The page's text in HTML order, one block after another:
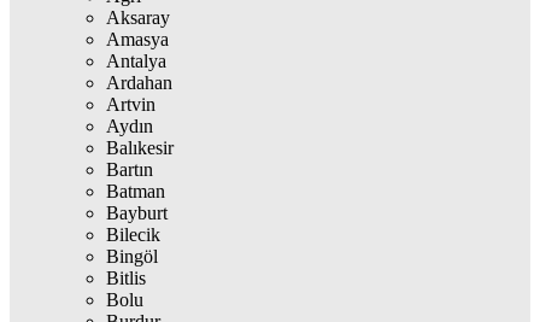
Aksaray
Amasya
Antalya
Ardahan
Artvin
Aydın
Balıkesir
Bartın
Batman
Bayburt
Bilecik
Bingöl
Bitlis
Bolu